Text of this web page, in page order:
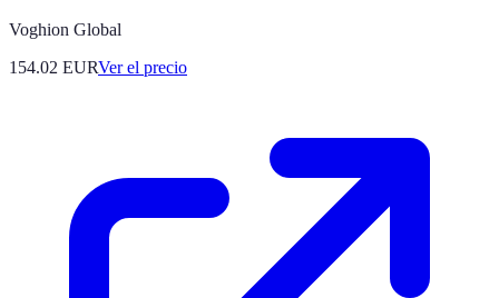
Voghion Global
154.02 EURVer el precio